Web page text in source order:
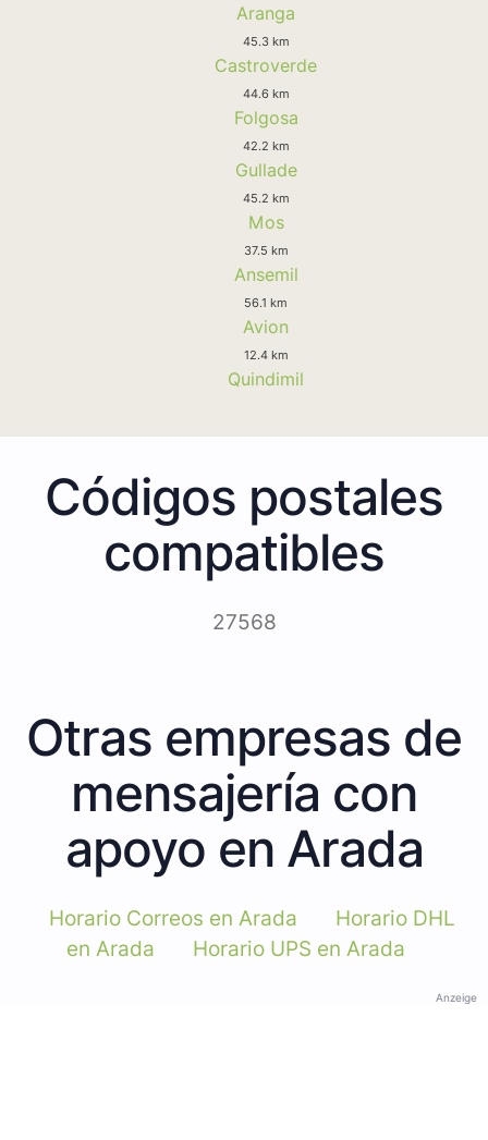
Aranga
45.3 km
Castroverde
44.6 km
Folgosa
42.2 km
Gullade
45.2 km
Mos
37.5 km
Ansemil
56.1 km
Avion
12.4 km
Quindimil
Códigos postales
compatibles
27568
Otras empresas de
mensajería con
apoyo en Arada
Horario Correos en Arada
Horario DHL
en Arada
Horario UPS en Arada
Anzeige